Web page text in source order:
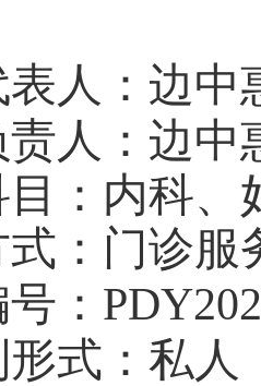
人：边中
责人：边中
：内科、
式：门诊服
：
式：私人